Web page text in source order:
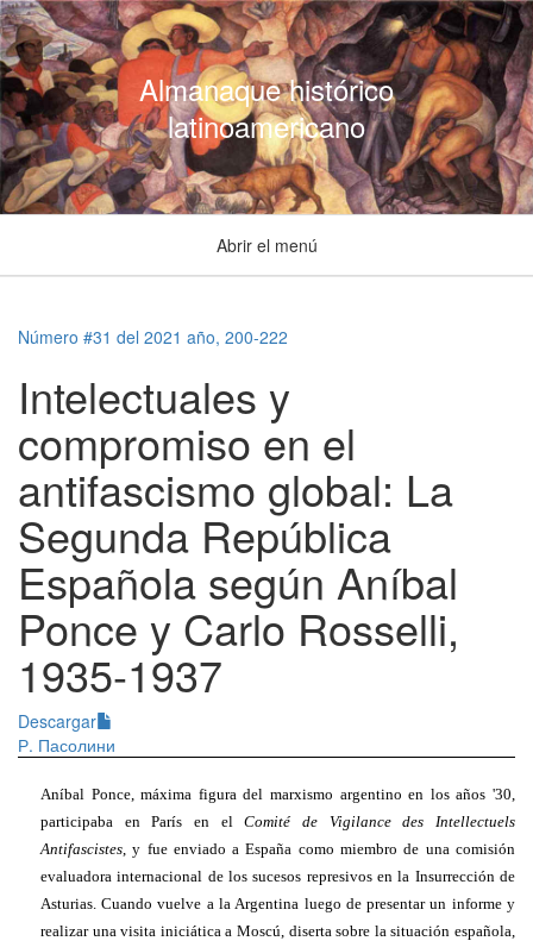
Almanaque histórico
latinoamericano
Abrir el menú
Número #31 del 2021 año, 200-222
Intelectuales y
compromiso en el
antifascismo global: La
Segunda República
Española según Aníbal
Ponce y Carlo Rosselli,
1935-1937
Descargar
Р. Пасолини
Aníbal Ponce, máxima figura del marxismo argentino en los años '30,
participaba en París en elComité de Vigilance des Intellectuels
Antifascistes, y fue enviado a España como miembro de una comisión
evaluadora internacional de los sucesos represivos en la Insurrección de
Asturias. Cuando vuelve a la Argentina luego de presentar un informe y
realizar una visita iniciática a Moscú, diserta sobre la situación española,